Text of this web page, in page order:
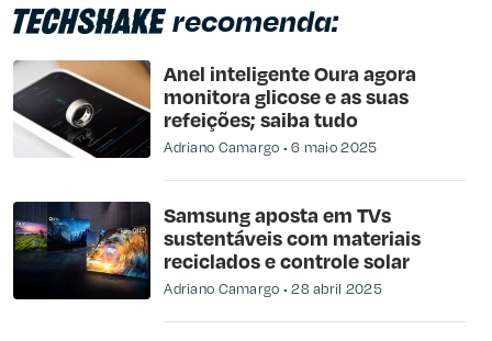
recomenda:
Anel inteligente Oura agora
monitora glicose e as suas
refeições; saiba tudo
Adriano Camargo 6 maio 2025
Samsung aposta em TVs
sustentáveis com materiais
reciclados e controle solar
Adriano Camargo 28 abril 2025